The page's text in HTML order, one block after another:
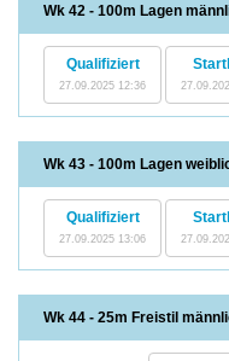
Wk 42 - 100m Lagen
Qualifiziert
27.09.2025 12:36
Wk 43 - 100m Lagen
Qualifiziert
27.09.2025 13:06
Wk 44 - 25m Freistil